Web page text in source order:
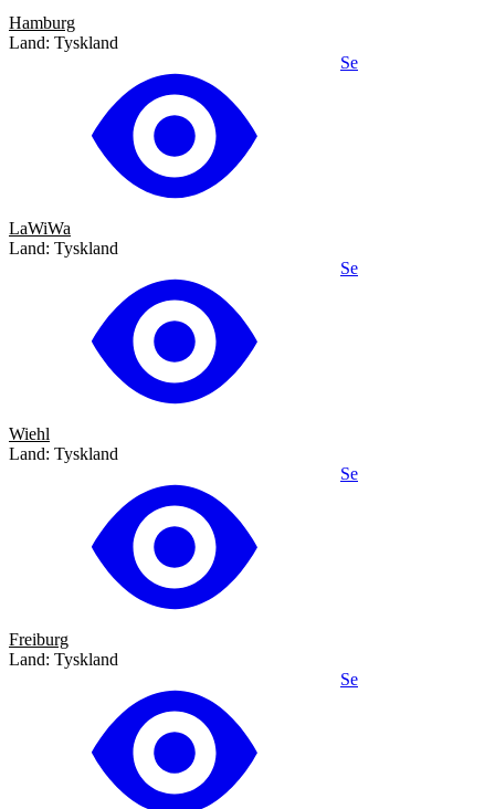
Hamburg
Land: Tyskland
Se
LaWiWa
Land: Tyskland
Se
Wiehl
Land: Tyskland
Se
Freiburg
Land: Tyskland
Se